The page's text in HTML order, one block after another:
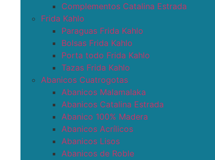
Complementos Catalina Estrada
Frida Kahlo
Paraguas Frida Kahlo
Bolsas Frida Kahlo
Porta todo Frida Kahlo
Tazas Frida Kahlo
Abanicos Cuatrogotas
Abanicos Malamalaka
Abanicos Catalina Estrada
Abanico 100% Madera
Abanicos Acrílicos
Abanicos Lisos
Abanicos de Roble